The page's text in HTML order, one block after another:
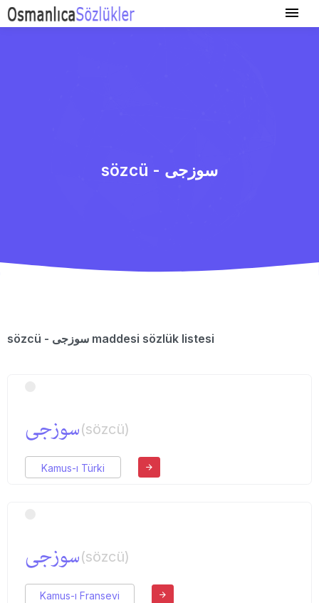
sözcü - سوزجی
sözcü - سوزجی maddesi sözlük listesi
سوزجی(sözcü)
Kamus-ı Türki
سوزجی(sözcü)
Kamus-ı Fransevi